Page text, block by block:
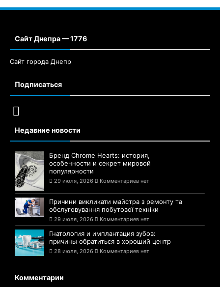
Сайт Днепра — 1776
Сайт города Днепр
Подписаться
Недавние новости
Бренд Chrome Hearts: история,
особенности и секрет мировой
популярности
29 июля, 2026 Комментариев нет
Причини викликати майстра з ремонту та
обслуговування побутової техніки
29 июля, 2026 Комментариев нет
Гнатология и имплантация зубов:
причины обратиться в хороший центр
28 июля, 2026 Комментариев нет
Комментарии